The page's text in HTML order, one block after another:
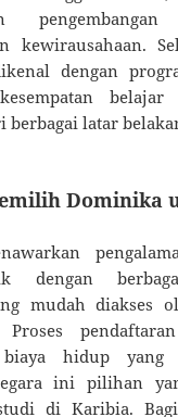
kewirausahaan.
dengan
berbagai latar
Dominika
dengan
mudah diakses
Proses
hidup yang
ini pilihan
di Karibia.